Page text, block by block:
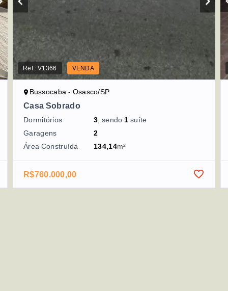
Ref.:V1366 VENDA
Bussocaba - Osasco/SP
Casa Sobrado
Dormitórios 3, sendo1 suíte
Garagens
2
Área Construída
134,14m²
R$760.000,00